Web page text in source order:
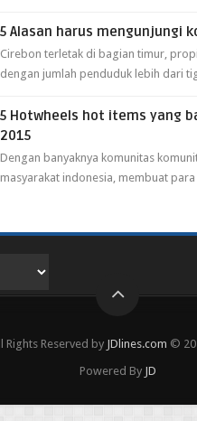
5 Alasan harus mengunjungi
Cirebon terletak di bagian timur,
dengan jumlah penduduk lebih dari
5 Hotwheels hot items yang
2015
Dengan banyaknya komunitas
masyarakat indonesia, membuat
Rights Reserved by JDlines.com ©
Powered By JD